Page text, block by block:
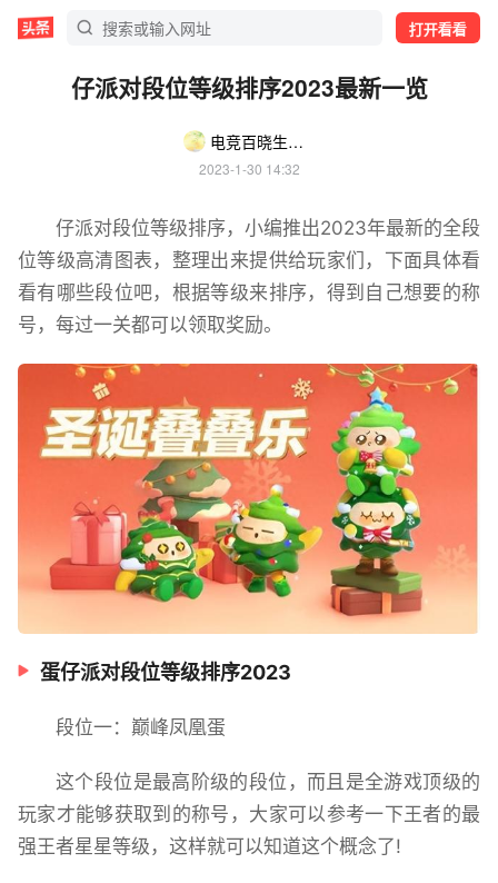
打开看看
仔派对段位等级排序2023最新一览
电竞百晓生小陆
2023-1-30 14:32
仔派对段位等级排序，小编推出2023年最新的全段
位等级高清图表，整理出来提供给玩家们，下面具体看
看有哪些段位吧，根据等级来排序，得到自己想要的称
号，每过一关都可以领取奖励。
蛋仔派对段位等级排序2023
段位一：巅峰凤凰蛋
这个段位是最高阶级的段位，而且是全游戏顶级的
玩家才能够获取到的称号，大家可以参考一下王者的最
强王者星星等级，这样就可以知道这个概念了!